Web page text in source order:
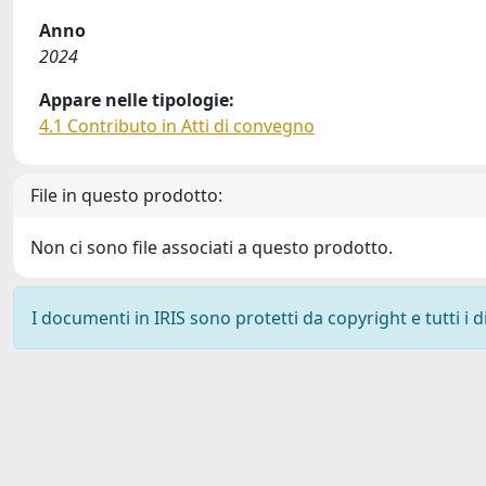
Anno
2024
Appare nelle tipologie:
4.1 Contributo in Atti di convegno
File in questo prodotto:
Non ci sono file associati a questo prodotto.
I documenti in IRIS sono protetti da copyright e tutti i